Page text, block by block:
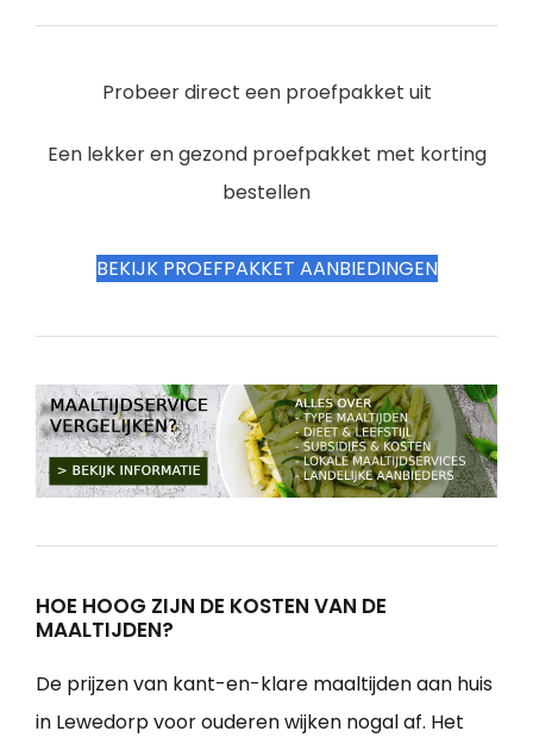
Probeer direct een proefpakket uit
Een lekker en gezond proefpakket met korting
bestellen
BEKIJK PROEFPAKKET AANBIEDINGEN
HOE HOOG ZIJN DE KOSTEN VAN DE
MAALTIJDEN?
De prijzen van kant-en-klare maaltijden aan huis
in Lewedorp voor ouderen wijken nogal af. Het